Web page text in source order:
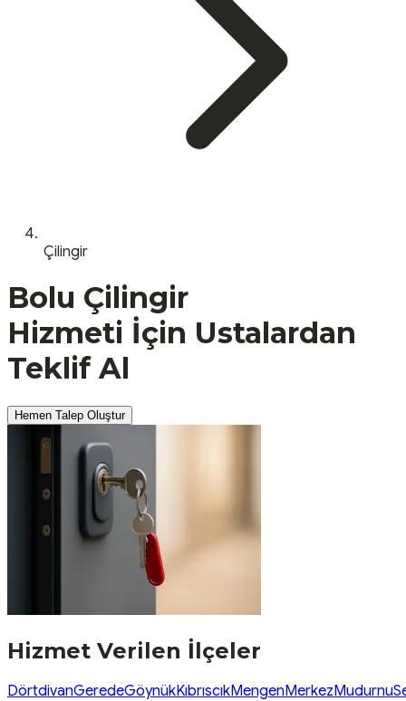
Çilingir
Bolu Çilingir
Hizmeti İçin Ustalardan
Teklif Al
Hemen Talep Oluştur
Hizmet Verilen İlçeler
DörtdivanGeredeGöynükKıbrıscıkMengenMerkezMudurnu